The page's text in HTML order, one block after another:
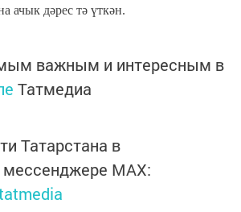
ачык дәрес тә үткән.
важным и интересным в
Татмедиа
Татарстана в
MАХ: